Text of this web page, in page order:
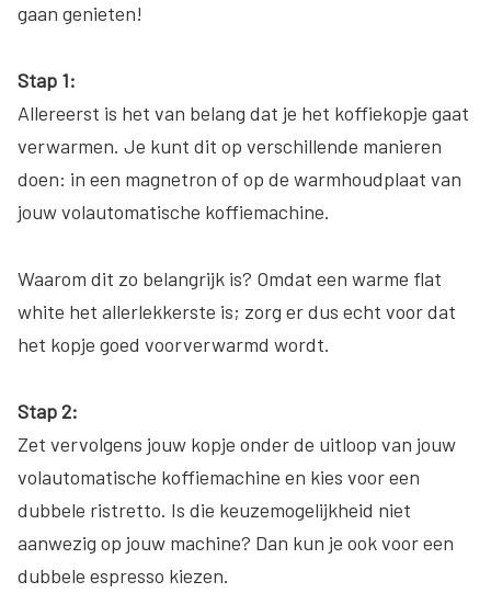
gaan genieten!
Stap 1:
Allereerst is het van belang dat je het koffiekopje gaat
verwarmen. Je kunt dit op verschillende manieren
doen: in een magnetron of op de warmhoudplaat van
jouw volautomatische koffiemachine.
Waarom dit zo belangrijk is? Omdat een warme flat
white het allerlekkerste is; zorg er dus echt voor dat
het kopje goed voorverwarmd wordt.
Stap 2:
Zet vervolgens jouw kopje onder de uitloop van jouw
volautomatische koffiemachine en kies voor een
dubbele ristretto. Is die keuzemogelijkheid niet
aanwezig op jouw machine? Dan kun je ook voor een
dubbele espresso kiezen.